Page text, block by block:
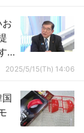
お
2025/5/15(Th) 14:06
国